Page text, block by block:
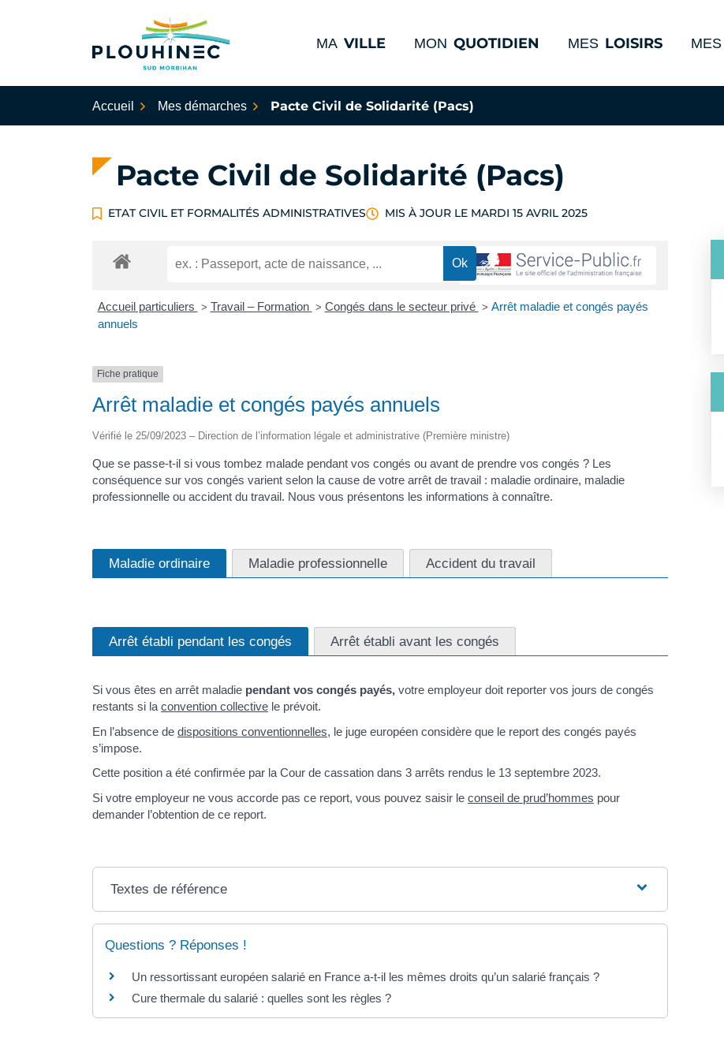
Plouhinec Sud Morbihan
MA VILLE MON QUOTIDIEN MES LOISIRS MES
Accueil Mes démarches Pacte Civil de Solidarité (Pacs)
Pacte Civil de Solidarité (Pacs)
ETAT CIVIL ET FORMALITÉS ADMINISTRATIVES MIS À JOUR LE MARDI 15 AVRIL 2025
Accueil particuliers > Travail – Formation > Congés dans le secteur privé > Arrêt maladie et congés payés
annuels
Fiche pratique
Arrêt maladie et congés payés annuels
Vérifié le 25/09/2023 – Direction de l’information légale et administrative (Première ministre)
Que se passe-t-il si vous tombez malade pendant vos congés ou avant de prendre vos congés ? Les
conséquence sur vos congés varient selon la cause de votre arrêt de travail : maladie ordinaire, maladie
professionnelle ou accident du travail. Nous vous présentons les informations à connaître.
Maladie ordinaire Maladie professionnelle Accident du travail
Arrêt établi pendant les congés Arrêt établi avant les congés
Si vous êtes en arrêt maladie pendant vos congés payés, votre employeur doit reporter vos jours de congés
restants si la convention collective le prévoit.
En l’absence de dispositions conventionnelles, le juge européen considère que le report des congés payés
s’impose.
Cette position a été confirmée par la Cour de cassation dans 3 arrêts rendus le 13 septembre 2023.
Si votre employeur ne vous accorde pas ce report, vous pouvez saisir le conseil de prud’hommes pour
demander l’obtention de ce report.
Textes de référence
Questions ? Réponses !
Un ressortissant européen salarié en France a-t-il les mêmes droits qu’un salarié français ?
Cure thermale du salarié : quelles sont les règles ?